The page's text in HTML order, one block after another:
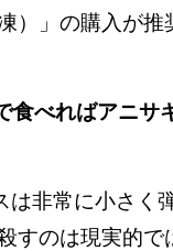
）」の購入が推
食べればアニサ
は非常に小さく
すのは現実的で